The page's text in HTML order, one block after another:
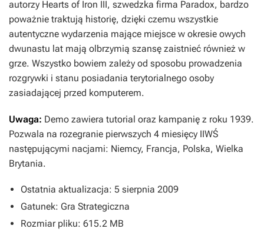
autorzy Hearts of Iron III, szwedzka firma Paradox, bardzo
poważnie traktują historię, dzięki czemu wszystkie
autentyczne wydarzenia mające miejsce w okresie owych
dwunastu lat mają olbrzymią szansę zaistnieć również w
grze. Wszystko bowiem zależy od sposobu prowadzenia
rozgrywki i stanu posiadania terytorialnego osoby
zasiadającej przed komputerem.
Uwaga: Demo zawiera tutorial oraz kampanię z roku 1939.
Pozwala na rozegranie pierwszych 4 miesięcy IIWŚ
następującymi nacjami: Niemcy, Francja, Polska, Wielka
Brytania.
Ostatnia aktualizacja: 5 sierpnia 2009
Gatunek: Gra Strategiczna
Rozmiar pliku: 615.2 MB